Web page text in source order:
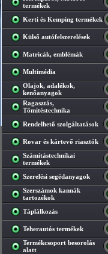
termékek
Kerti és Kemping termékek
Külső autófelszerelések
Matricák, emblémák
Multimédia
Olajok, adalékok,
kenőanyagok
Ragasztás,
Tőmítéstechnika
Rendelhető szolgáltatások
Rovar és kártevő riasztók
Számítástechnikai
termékek
Szerelési segédanyagok
Szerszámok kannák
tartozékok
Táplálkozás
Teherautós termékek
Termékcsoport besorolás
alatt